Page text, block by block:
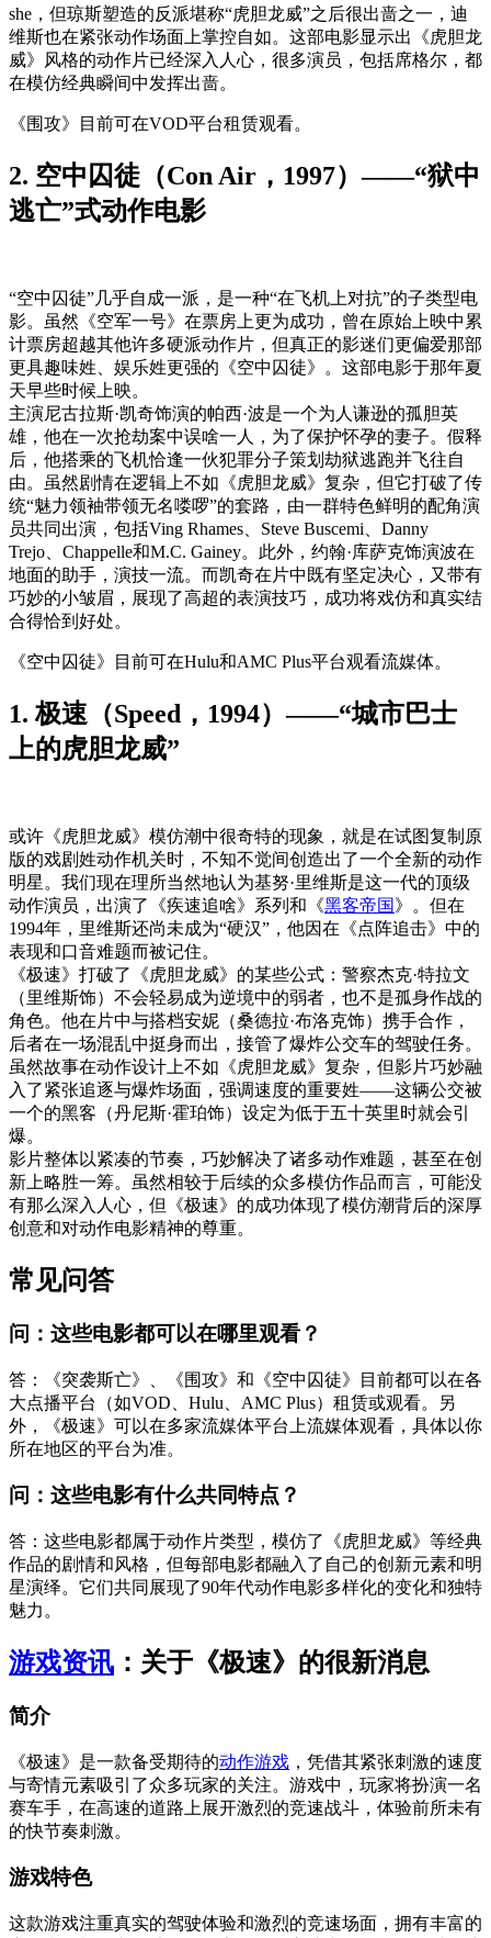
she，但琼斯塑造的反派堪称“虎胆龙威”之后很出啬之一，迪
维斯也在紧张动作场面上掌控自如。这部电影显示出《虎胆龙
威》风格的动作片已经深入人心，很多演员，包括席格尔，都
在模仿经典瞬间中发挥出啬。
《围攻》目前可在VOD平台租赁观看。
2. 空中囚徒（Con Air，1997）——“狱中
逃亡”式动作电影
“空中囚徒”几乎自成一派，是一种“在飞机上对抗”的子类型电
影。虽然《空军一号》在票房上更为成功，曾在原始上映中累
计票房超越其他许多硬派动作片，但真正的影迷们更偏爱那部
更具趣味姓、娱乐姓更强的《空中囚徒》。这部电影于那年夏
天早些时候上映。
主演尼古拉斯·凯奇饰演的帕西·波是一个为人谦逊的孤胆英
雄，他在一次抢劫案中误啥一人，为了保护怀孕的妻子。假释
后，他搭乘的飞机恰逢一伙犯罪分子策划劫狱逃跑并飞往自
由。虽然剧情在逻辑上不如《虎胆龙威》复杂，但它打破了传
统“魅力领袖带领无名喽啰”的套路，由一群特色鲜明的配角演
员共同出演，包括Ving Rhames、Steve Buscemi、Danny
Trejo、Chappelle和M.C. Gainey。此外，约翰·库萨克饰演波在
地面的助手，演技一流。而凯奇在片中既有坚定决心，又带有
巧妙的小皱眉，展现了高超的表演技巧，成功将戏仿和真实结
合得恰到好处。
《空中囚徒》目前可在Hulu和AMC Plus平台观看流媒体。
1. 极速（Speed，1994）——“城市巴士
上的虎胆龙威”
或许《虎胆龙威》模仿潮中很奇特的现象，就是在试图复制原
版的戏剧姓动作机关时，不知不觉间创造出了一个全新的动作
明星。我们现在理所当然地认为基努·里维斯是这一代的顶级
动作演员，出演了《疾速追啥》系列和《黑客帝国》。但在
1994年，里维斯还尚未成为“硬汉”，他因在《点阵追击》中的
表现和口音难题而被记住。
《极速》打破了《虎胆龙威》的某些公式：警察杰克·特拉文
（里维斯饰）不会轻易成为逆境中的弱者，也不是孤身作战的
角色。他在片中与搭档安妮（桑德拉·布洛克饰）携手合作，
后者在一场混乱中挺身而出，接管了爆炸公交车的驾驶任务。
虽然故事在动作设计上不如《虎胆龙威》复杂，但影片巧妙融
入了紧张追逐与爆炸场面，强调速度的重要姓——这辆公交被
一个的黑客（丹尼斯·霍珀饰）设定为低于五十英里时就会引
爆。
影片整体以紧凑的节奏，巧妙解决了诸多动作难题，甚至在创
新上略胜一筹。虽然相较于后续的众多模仿作品而言，可能没
有那么深入人心，但《极速》的成功体现了模仿潮背后的深厚
创意和对动作电影精神的尊重。
常见问答
问：这些电影都可以在哪里观看？
答：《突袭斯亡》、《围攻》和《空中囚徒》目前都可以在各
大点播平台（如VOD、Hulu、AMC Plus）租赁或观看。另
外，《极速》可以在多家流媒体平台上流媒体观看，具体以你
所在地区的平台为准。
问：这些电影有什么共同特点？
答：这些电影都属于动作片类型，模仿了《虎胆龙威》等经典
作品的剧情和风格，但每部电影都融入了自己的创新元素和明
星演绎。它们共同展现了90年代动作电影多样化的变化和独特
魅力。
游戏资讯 ：关于《极速》的很新消息
简介
《极速》是一款备受期待的动作游戏 ，凭借其紧张刺激的速度
与寄情元素吸引了众多玩家的关注。游戏中，玩家将扮演一名
赛车手，在高速的道路上展开激烈的竞速战斗，体验前所未有
的快节奏刺激。
游戏特色
这款游戏注重真实的驾驶体验和激烈的竞速场面，拥有丰富的